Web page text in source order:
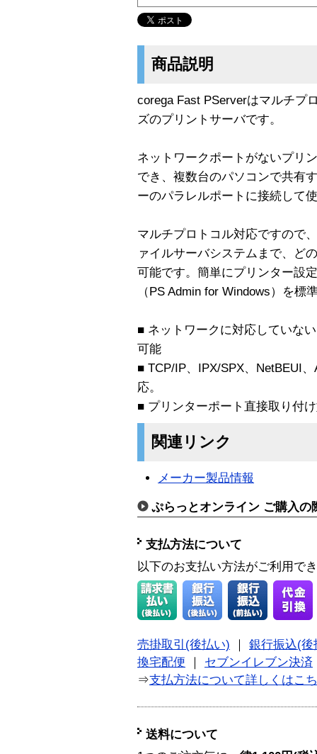
商品説明
corega Fast PServerはマルチプ
ズのプリントサーバです。
ネットワークポートがないプリ
でき、複数台のパソコンで共有
ーのパラレルポートに接続して
マルチプロトコル対応ですので
ァイルサーバシステムまで、ど
可能です。簡単にプリンター設
（PS Admin for Windows）を標
■ ネットワークに対応していな
可能
■ TCP/IP、IPX/SPX、NetBEUI
応。
■ プリンターポート直接取り付
関連リンク
メーカー製品情報
ぷらっとオンライン ご購入の
支払方法について
以下のお支払い方法がご利用で
売掛取引(後払い)
銀行振込(後
換宅配便
セブンイレブン決済
⇒支払方法について詳しくはこ
送料について